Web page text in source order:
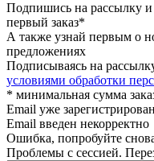
Подпишись на рассылку и
первый заказ*
А также узнай первым о
предложениях
Подписываясь на
условиями обработки
* минимальная сумма
Email уже зарегистрирован
Email введен некорректно
Ошибка, попробуйте
Проблемы с сессией.